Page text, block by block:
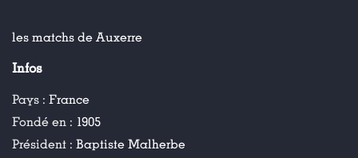
les matchs de Auxerre
Infos
Pays : France
Fondé en : 1905
Président : Baptiste Malherbe